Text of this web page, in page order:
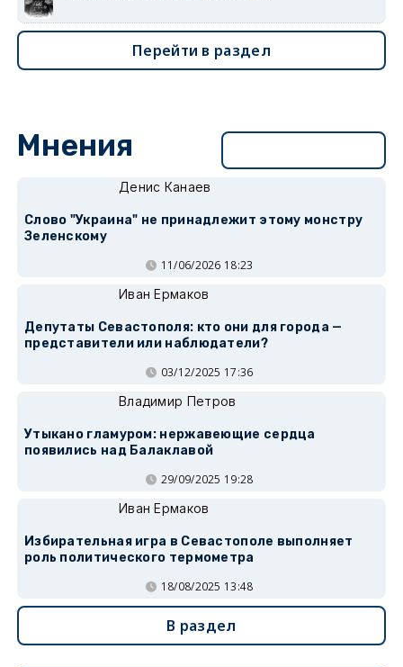
Перейти в раздел
Мнения
Денис Канаев
Слово "Украина" не принадлежит этому монстру
Зеленскому
11/06/2026 18:23
Иван Ермаков
Депутаты Севастополя: кто они для города —
представители или наблюдатели?
03/12/2025 17:36
Владимир Петров
Утыкано гламуром: нержавеющие сердца
появились над Балаклавой
29/09/2025 19:28
Иван Ермаков
Избирательная игра в Севастополе выполняет
роль политического термометра
18/08/2025 13:48
В раздел